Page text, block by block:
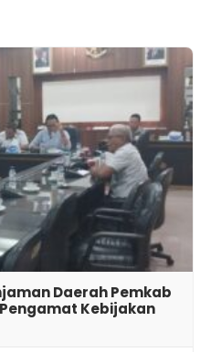
Daerah Pemkab
Kebijakan